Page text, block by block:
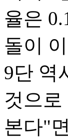
율은
돌이
9단 역
것으
본다"